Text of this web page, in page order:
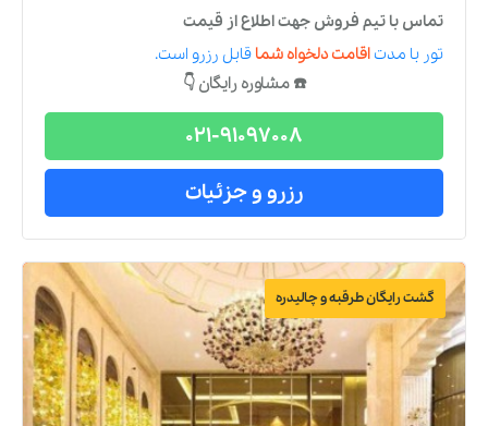
تماس با تیم فروش جهت اطلاع از قیمت
تور با مدتاقامت دلخواه شما قابل رزرو است.
☎️ مشاوره رایگان 👇
021-91097008
رزرو و جزئیات
گشت رایگان طرقبه و چالیدره